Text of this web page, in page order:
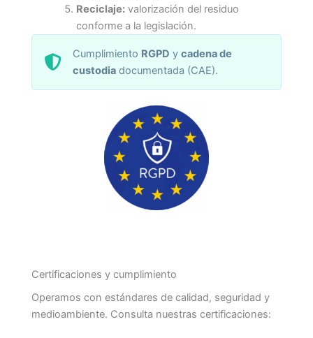
Reciclaje:valorización del residuo
conforme a la legislación.
Cumplimiento RGPD ycadena de
custodia documentada (CAE).
Certificaciones y cumplimiento
Operamos con estándares de calidad, seguridad y
medioambiente. Consulta nuestras certificaciones: